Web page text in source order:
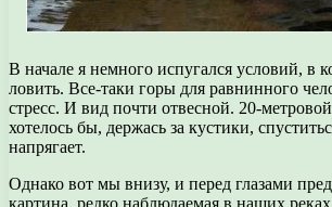
В начале я немного испугался условий, в
ловить. Все-таки горы для равнинного
стресс. И вид почти отвесной. 20-
хотелось бы, держась за кустики,
напрягает.
Однако вот мы внизу, и перед глазами
картина, редко наблюдаемая в наших